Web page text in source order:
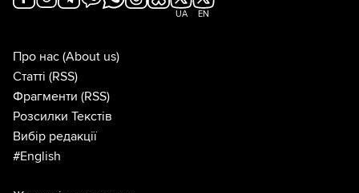
UA EN
Про нас (About us)
Статті (RSS)
Фрагменти (RSS)
Розсилки Текстів
Вибір редакції
#English